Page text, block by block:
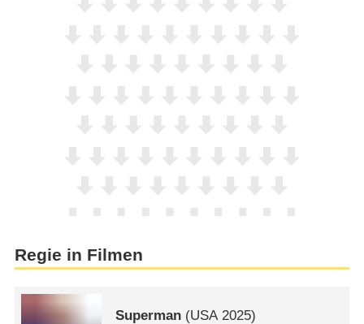
Regie in Filmen
Superman (USA 2025)